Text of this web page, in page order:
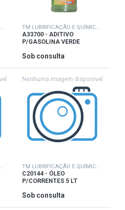
TM LUBRIFICAÇÃO E QUÍMICOS
TM LUBRIFICAÇÃO E QUÍMICOS
A33700 - ADITIVO
P/GASOLINA VERDE
Sob consulta
C20144 - ÓLEO
P/CORRENTES 5 LT
Sob consulta